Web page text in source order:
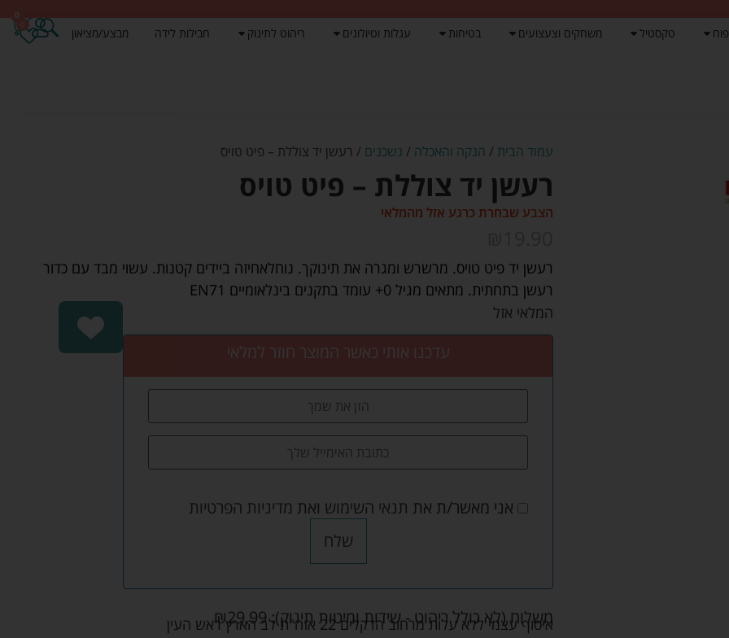
טקסטיל משחקים וצעצועים בטיחות עגלות וטיולונים ריהוט לתינוק חבילות לידה מבצע/מציאון
0
עמוד הבית / הנקה והאכלה / נשכנים / רעשן יד צוללת – פיט טויס
רעשן יד צוללת – פיט טויס
הצבע שבחרת כרגע אזל מהמלאי
רעשן יד פיט טויס. מרשרש ומגרה את תינוקך. נוחלאחיזה ביידים קטנות. עשוי מבד עם כדור
רעשן בתחתית. מתאים מגיל 0+ עומד בתקנים בינלאומיים EN71
המלאי אזל
עדכנו אותי כאשר המוצר חוזר למלאי
אני מאשר/ת את תנאי השימוש ואת מדיניות הפרטיות
שלח
משלוח (לא כולל ריהוט - שידות ומיטות תינוק): ₪29.99 איסוף עצמי ללא עלות מרחוב הדקלים 22 אזה"ת לב הארץ ראש העין